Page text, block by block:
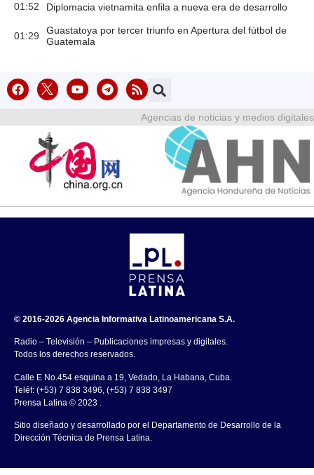
01:52 Diplomacia vietnamita enfila a nueva era de desarrollo
01:29
Guastatoya por tercer triunfo en Apertura del fútbol de
Guatemala
Agencias de noticias y medios digitales
© 2016-2026 Agencia Informativa Latinoamericana S.A.
Radio – Televisión – Publicaciones impresas y digitales.
Todos los derechos reservados.
Calle E No.454 esquina a 19, Vedado, La Habana, Cuba.
Teléf: (+53) 7 838 3496, (+53) 7 838 3497
Prensa Latina © 2023 .
Sitio diseñado y desarrollado por el Departamento de Desarrollo de la
Dirección Técnica de Prensa Latina.